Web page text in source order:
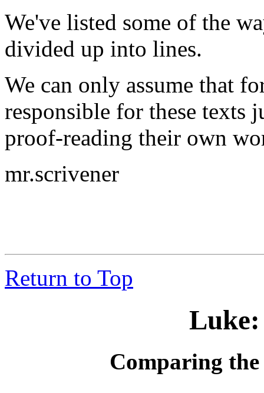
We've listed some of the
divided up into lines.
We can only assume that
responsible for these texts
proof-reading their own
mr.scrivener
Return to Top
Luke:
Comparing